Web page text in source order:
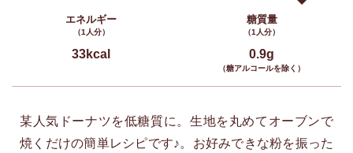
エネルギー
（1人分）
33kcal
糖質量
（1人分）
0.9g
（糖アルコールを除く）
某人気ドーナツを低糖質に。生地を丸めてオーブンで
焼くだけの簡単レシピです♪。お好みできな粉を振った